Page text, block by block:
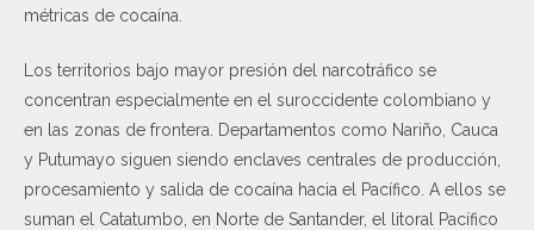
métricas de cocaína.
Los territorios bajo mayor presión del narcotráfico se
concentran especialmente en el suroccidente colombiano y
en las zonas de frontera. Departamentos como Nariño, Cauca
y Putumayo siguen siendo enclaves centrales de producción,
procesamiento y salida de cocaína hacia el Pacífico. A ellos se
suman el Catatumbo, en Norte de Santander, el litoral Pacífico